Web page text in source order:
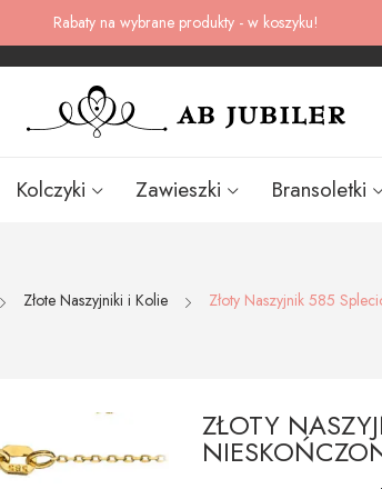
Rabaty na wybrane produkty - w koszyku!
Kolczyki Zawieszki Bransoletki
Złote Naszyjniki i Kolie Złoty Naszyjnik 585
ZŁOTY